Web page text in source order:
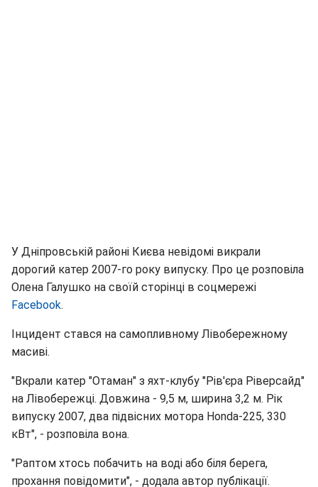
У Дніпровській районі Києва невідомі викрали
дорогий катер 2007-го року випуску. Про це розповіла
Олена Галушко на своїй сторінці в соцмережі
Facebook.
Інцидент стався на самопливному Лівобережному
масиві.
"Вкрали катер "Отаман" з яхт-клубу "Рів'єра Ріверсайд"
на Лівобережці. Довжина - 9,5 м, ширина 3,2 м. Рік
випуску 2007, два підвісних мотора Honda-225, 330
кВт", - розповіла вона.
"Раптом хтось побачить на воді або біля берега,
прохання повідомити", - додала автор публікації.